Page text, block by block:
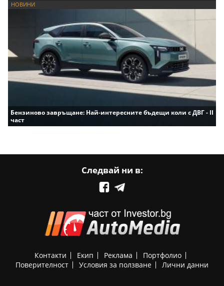
НОВИНИ
Бензиново завръщане: Най-интересните бъдещи коли с ДВГ - II
част
Следвай ни в:
Контакти Екип Реклама
Портфолио
Поверителност
Условия за ползване Лични данни